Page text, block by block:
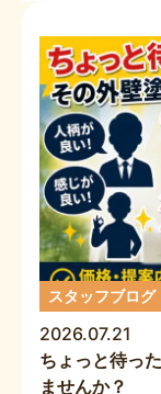
スタッフブログ
2026.07.21
ちょっと待っ
ませんか？